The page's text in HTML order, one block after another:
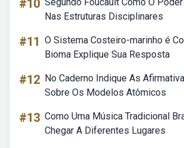
#10
Nas Estruturas Disciplinares
#11 O Sistema Costeiro-marinho é
Bioma Explique Sua Resposta
#12 No Caderno Indique As
Sobre Os Modelos Atômicos
#13 Como Uma Música Tradicional
Chegar A Diferentes Lugares